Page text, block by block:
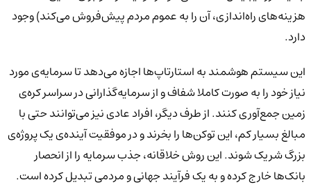
هزینه‌های راه‌اندازی، آن را به عموم مردم پیش‌فروش می‌کند) وجود
دارد.
این سیستم هوشمند به استارتاپ‌ها اجازه می‌دهد تا سرمایه‌ی مورد
نیاز خود را به صورت کاملا شفاف و از سرمایه‌گذارانی در سراسر کره‌ی
زمین جمع‌آوری کنند. از طرف دیگر، افراد عادی نیز می‌توانند حتی با
مبالغ بسیار کم، این توکن‌ها را بخرند و در موفقیت آینده‌ی یک پروژه‌ی
بزرگ شریک شوند. این روش خلاقانه، جذب سرمایه را از انحصار
بانک‌ها خارج کرده و به یک فرآیند جهانی و مردمی تبدیل کرده است.